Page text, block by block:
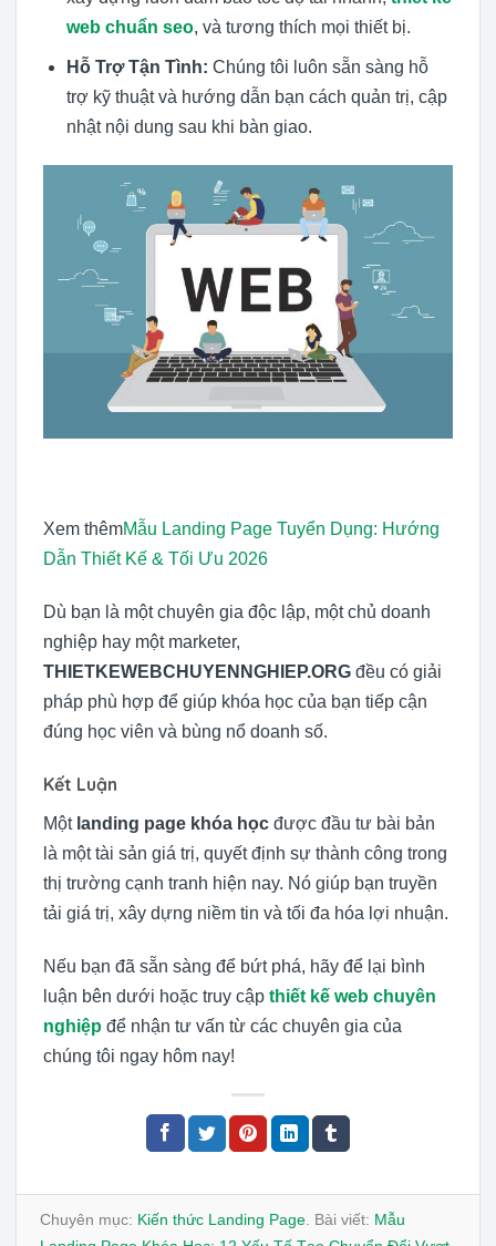
web chuẩn seo, và tương thích mọi thiết bị.
Hỗ Trợ Tận Tình: Chúng tôi luôn sẵn sàng hỗ
trợ kỹ thuật và hướng dẫn bạn cách quản trị, cập
nhật nội dung sau khi bàn giao.
Xem thêmMẫu Landing Page Tuyển Dụng: Hướng
Dẫn Thiết Kế & Tối Ưu 2026
Dù bạn là một chuyên gia độc lập, một chủ doanh
nghiệp hay một marketer,
THIETKEWEBCHUYENNGHIEP.ORG đều có giải
pháp phù hợp để giúp khóa học của bạn tiếp cận
đúng học viên và bùng nổ doanh số.
Kết Luận
Một landing page khóa học được đầu tư bài bản
là một tài sản giá trị, quyết định sự thành công trong
thị trường cạnh tranh hiện nay. Nó giúp bạn truyền
tải giá trị, xây dựng niềm tin và tối đa hóa lợi nhuận.
Nếu bạn đã sẵn sàng để bứt phá, hãy để lại bình
luận bên dưới hoặc truy cập thiết kế web chuyên
nghiệp để nhận tư vấn từ các chuyên gia của
chúng tôi ngay hôm nay!
Chuyên mục: Kiến thức Landing Page . Bài viết: Mẫu